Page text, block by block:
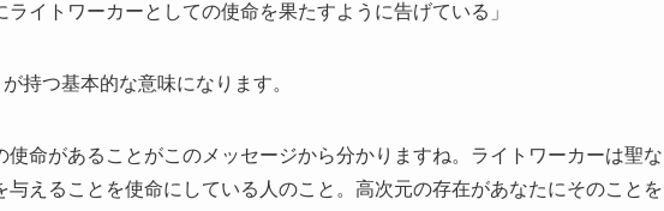
ライトワーカーとしての使命を果たすように告げている」
持つ基本的な意味になります。
命があることがこのメッセージから分かりますね。ライトワーカーは聖な
与えることを使命にしている人のこと。高次元の存在があなたにそのことを